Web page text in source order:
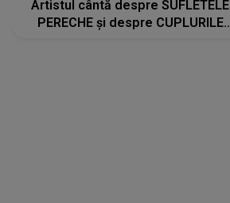
Artistul cântă despre SUFLETELE
PERECHE și despre CUPLURILE